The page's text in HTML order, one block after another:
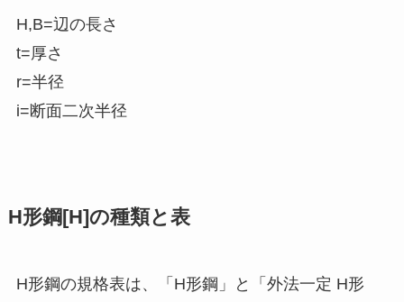
H,B=辺の長さ
t=厚さ
r=半径
i=断面二次半径
H形鋼[H]の種類と表
H形鋼の規格表は、「H形鋼」と「外法一定 H形